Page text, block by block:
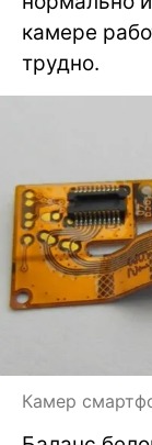
камере
трудно.
Камер